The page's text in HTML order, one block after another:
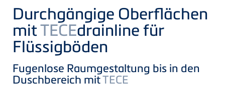
Durchgängige Oberflächen
mitTECEdrainline für
Flüssigböden
Fugenlose Raumgestaltung bis in den
Duschbereich mitTECE